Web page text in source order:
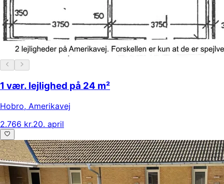
1 vær. lejlighed på 24 m²
Hobro, Amerikavej
2.766 kr.20. april